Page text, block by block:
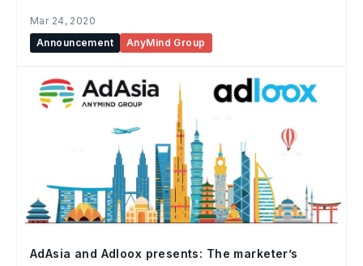
Mar 24, 2020
Announcement
AnyMind Group
AdAsia and Adloox presents: The marketer’s